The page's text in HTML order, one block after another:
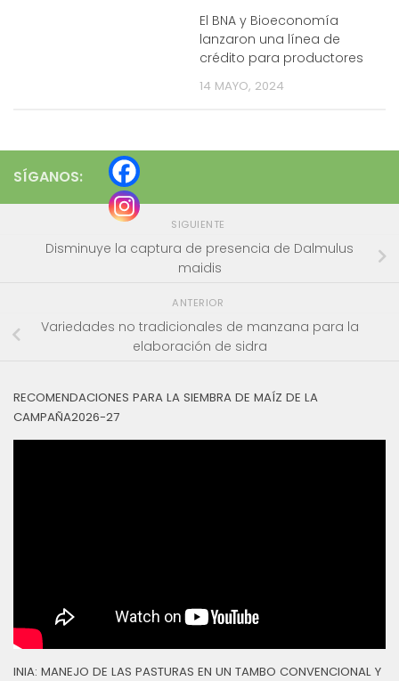
El BNA y Bioeconomía
lanzaron una línea de
crédito para productores
14 MAYO, 2024
SÍGANOS:
SIGUIENTE
Disminuye la captura de presencia de Dalmulus
maidis
ANTERIOR
Variedades no tradicionales de manzana para la
elaboración de sidra
RECOMENDACIONES PARA LA SIEMBRA DE MAÍZ DE LA
CAMPAÑA2026-27
INIA: MANEJO DE LAS PASTURAS EN UN TAMBO CONVENCIONAL Y